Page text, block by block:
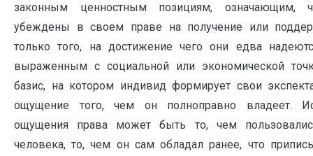
законным ценностным позициям, означающим,
убеждены в своем праве на получение или
только того, на достижение чего они едва
выраженным с социальной или экономической
базис, на котором индивид формирует свои
ощущение того, чем он полноправно владеет.
ощущения права может быть то, чем
человека, то, чем он сам обладал ранее, что